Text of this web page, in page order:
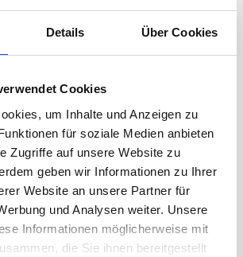
Details Über Cookies
Cookies
um Inhalte und Anzeigen zu
für soziale Medien anbieten
Zugriffe auf unsere Website zu
geben wir Informationen zu Ihrer
Website an unsere Partner für
und Analysen weiter. Unsere
Informationen möglicherweise mit
die Sie ihnen bereitgestellt